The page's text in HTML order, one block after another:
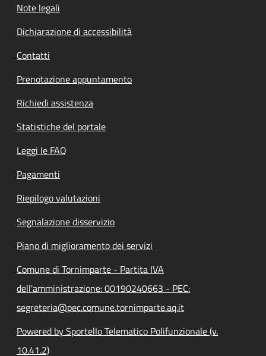
Note legali
Dichiarazione di accessibilità
Contatti
Prenotazione appuntamento
Richiedi assistenza
Statistiche del portale
Leggi le FAQ
Pagamenti
Riepilogo valutazioni
Segnalazione disservizio
Piano di miglioramento dei servizi
Comune di Tornimparte - Partita IVA
dell'amministrazione: 00190240663 - PEC:
segreteria@pec.comune.tornimparte.aq.it
Powered by Sportello Telematico Polifunzionale (v.
10.41.2)